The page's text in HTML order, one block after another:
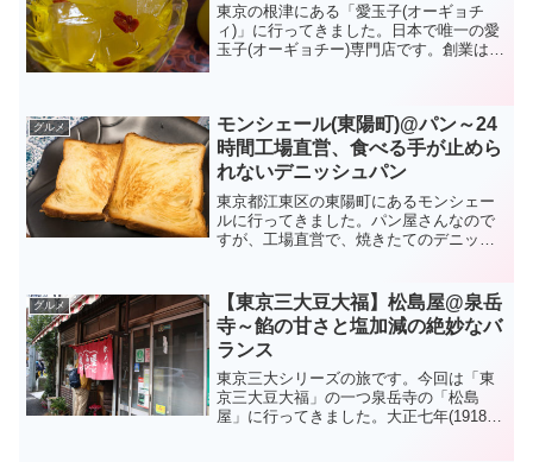
東京の根津にある「愛玉子(オーギョチ
ィ)」に行ってきました。日本で唯一の愛
玉子(オーギョチー)専門店です。創業は昭
加工したも...
グルメ
モンシェール(東陽町)@パン～24
時間工場直営、食べる手が止めら
れないデニッシュパン
東京都江東区の東陽町にあるモンシェー
ルに行ってきました。パン屋さんなので
すが、工場直営で、焼きたてのデニッシ
ぎりながら食べていたら、家に着いたら
なくなっていた」という...
グルメ
【東京三大豆大福】松島屋@泉岳
寺～餡の甘さと塩加減の絶妙なバ
ランス
東京三大シリーズの旅です。今回は「東
京三大豆大福」の一つ泉岳寺の「松島
屋」に行ってきました。大正七年(1918